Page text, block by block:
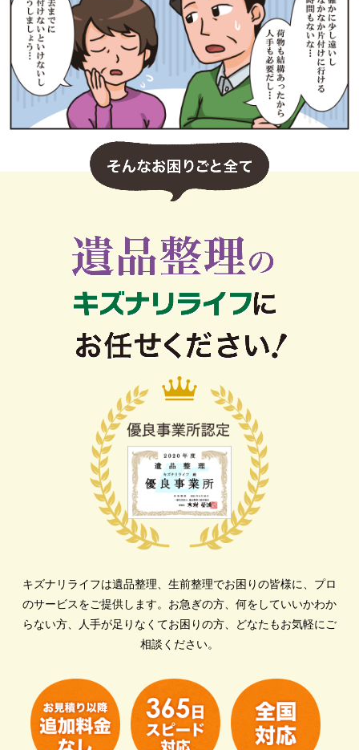
キズナリライフは遺品整理、生前整理でお困りの皆様に、プロ
のサービスをご提供します。 お急ぎの方、何をしていいかわか
らない方、人手が足りなくてお困りの方、どなたもお気軽にご
相談ください。